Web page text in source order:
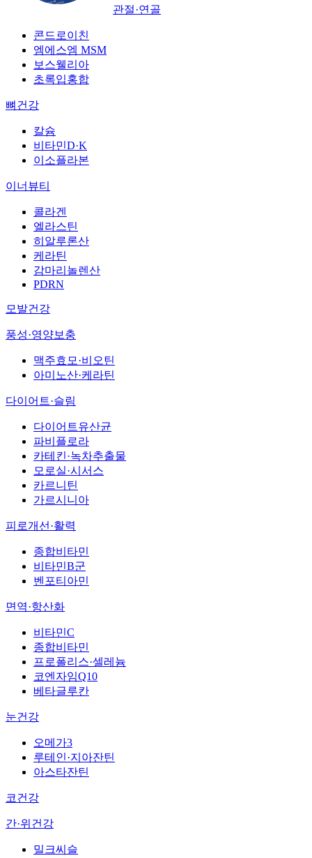
관절·연골
콘드로이친
엠에스엠 MSM
보스웰리아
초록입홍합
뼈건강
칼슘
비타민D·K
이소플라본
이너뷰티
콜라겐
엘라스틴
히알루론산
케라틴
감마리놀렌산
PDRN
모발건강
풍성·영양보충
맥주효모·비오틴
아미노산·케라틴
다이어트·슬림
다이어트유산균
파비플로라
카테킨·녹차추출물
모로실·시서스
카르니틴
가르시니아
피로개선·활력
종합비타민
비타민B군
벤포티아민
면역·항산화
비타민C
종합비타민
프로폴리스·셀레늄
코엔자임Q10
베타글루칸
눈건강
오메가3
루테인·지아잔틴
아스타잔틴
코건강
간·위건강
밀크씨슬